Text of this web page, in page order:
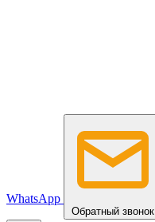
WhatsApp
Обратный звонок